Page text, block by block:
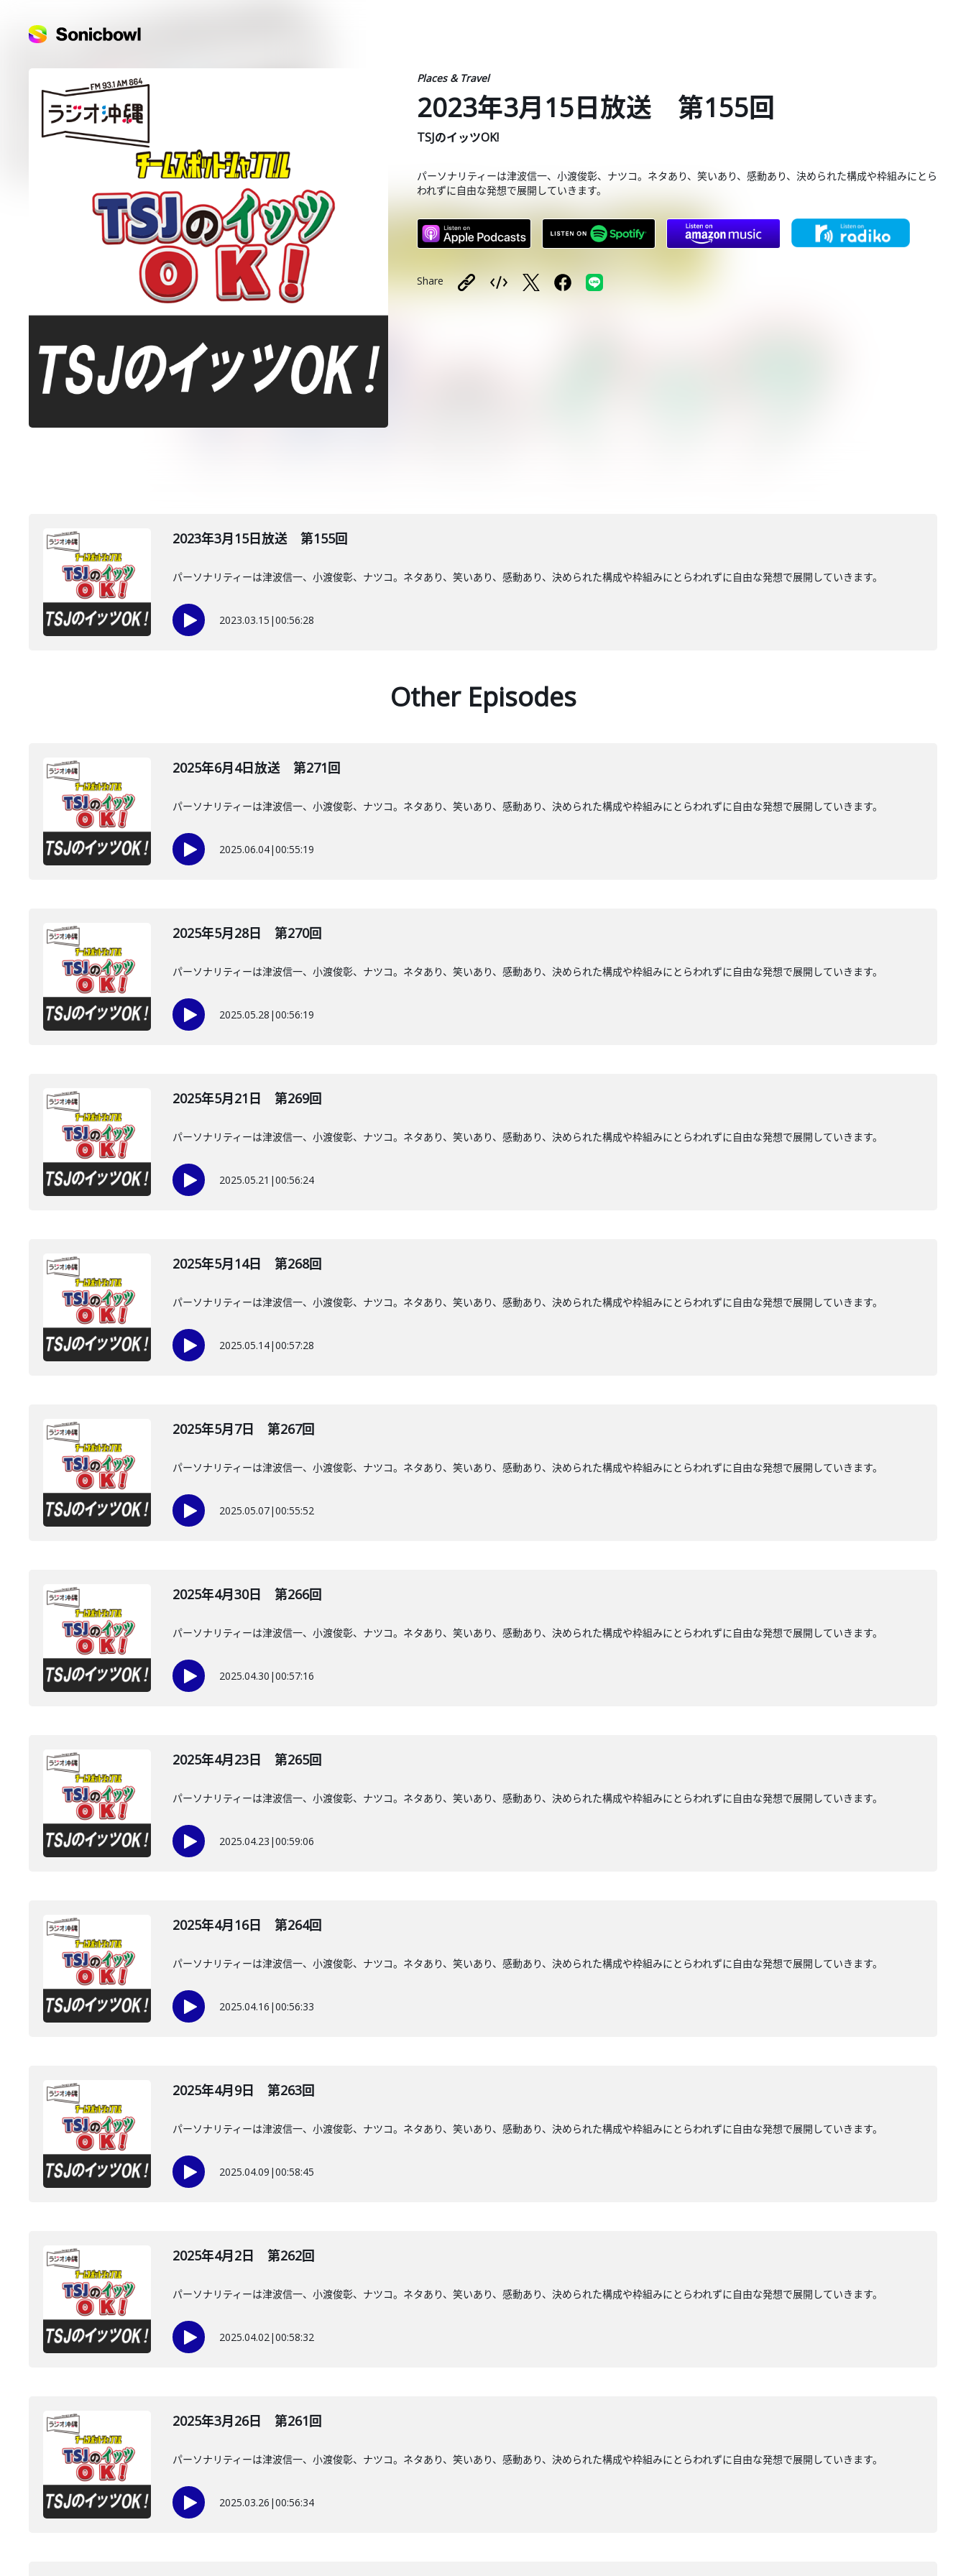
Places & Travel
2023年3月15日放送 第155回
TSJのイッツOK!
パーソナリティーは津波信一、小渡俊彰、ナツコ。ネタあり、笑いあり、感動あり、決められた構成や枠組みにとら
われずに自由な発想で展開していきます。
Share
2023年3月15日放送 第155回
パーソナリティーは津波信一、小渡俊彰、ナツコ。ネタあり、笑いあり、感動あり、決められた構成や枠組みにとらわれずに自由な発想で展開していきます。
2023.03.15 |00:56:28
Other Episodes
2025年6月4日放送 第271回
パーソナリティーは津波信一、小渡俊彰、ナツコ。ネタあり、笑いあり、感動あり、決められた構成や枠組みにとらわれずに自由な発想で展開していきます。
2025.06.04|00:55:19
2025年5月28日 第270回
パーソナリティーは津波信一、小渡俊彰、ナツコ。ネタあり、笑いあり、感動あり、決められた構成や枠組みにとらわれずに自由な発想で展開していきます。
2025.05.28 |00:56:19
2025年5月21日 第269回
パーソナリティーは津波信一、小渡俊彰、ナツコ。ネタあり、笑いあり、感動あり、決められた構成や枠組みにとらわれずに自由な発想で展開していきます。
2025.05.21 |00:56:24
2025年5月14日 第268回
パーソナリティーは津波信一、小渡俊彰、ナツコ。ネタあり、笑いあり、感動あり、決められた構成や枠組みにとらわれずに自由な発想で展開していきます。
2025.05.14|00:57:28
2025年5月7日 第267回
パーソナリティーは津波信一、小渡俊彰、ナツコ。ネタあり、笑いあり、感動あり、決められた構成や枠組みにとらわれずに自由な発想で展開していきます。
2025.05.07|00:55:52
2025年4月30日 第266回
パーソナリティーは津波信一、小渡俊彰、ナツコ。ネタあり、笑いあり、感動あり、決められた構成や枠組みにとらわれずに自由な発想で展開していきます。
2025.04.30 |00:57:16
2025年4月23日 第265回
パーソナリティーは津波信一、小渡俊彰、ナツコ。ネタあり、笑いあり、感動あり、決められた構成や枠組みにとらわれずに自由な発想で展開していきます。
2025.04.23 |00:59:06
2025年4月16日 第264回
パーソナリティーは津波信一、小渡俊彰、ナツコ。ネタあり、笑いあり、感動あり、決められた構成や枠組みにとらわれずに自由な発想で展開していきます。
2025.04.16 |00:56:33
2025年4月9日 第263回
パーソナリティーは津波信一、小渡俊彰、ナツコ。ネタあり、笑いあり、感動あり、決められた構成や枠組みにとらわれずに自由な発想で展開していきます。
2025.04.09 |00:58:45
2025年4月2日 第262回
パーソナリティーは津波信一、小渡俊彰、ナツコ。ネタあり、笑いあり、感動あり、決められた構成や枠組みにとらわれずに自由な発想で展開していきます。
2025.04.02|00:58:32
2025年3月26日 第261回
パーソナリティーは津波信一、小渡俊彰、ナツコ。ネタあり、笑いあり、感動あり、決められた構成や枠組みにとらわれずに自由な発想で展開していきます。
2025.03.26 |00:56:34